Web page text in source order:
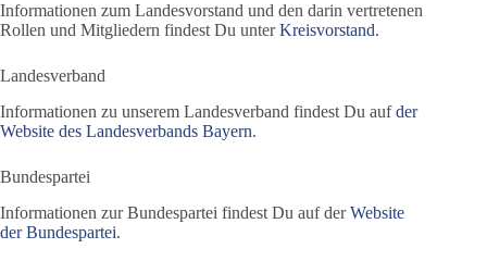
Informationen zum Landesvorstand und den darin vertretenen
Rollen und Mitgliedern findest Du unterKreisvorstand.
Landesverband
Informationen zu unserem Landesverband findest Du aufder
Website des Landesverbands Bayern.
Bundespartei
Informationen zur Bundespartei findest Du auf derWebsite
der Bundespartei.